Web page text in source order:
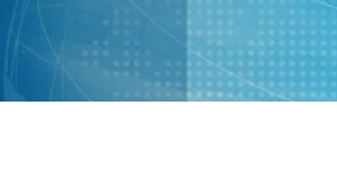
Buletin Elektronik